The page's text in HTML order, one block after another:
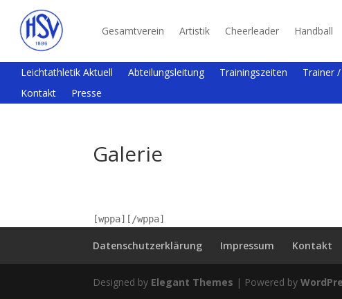
Gesamtverein Artistik Cheerleader Handball
Leichtathletik Aktuell Abteilungsleitung Trainingszeiten Trainer
Kontakt
Presse
Galerie
[wppa][/wppa]
Datenschutzerklärung Impressum Kontakt
Designed by Elegant Themes | Powered by